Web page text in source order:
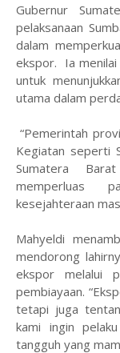
Gubernur
pelaksanaan
dalam
ekspor. Ia menilai
untuk
utama dalam
“Pemerintah
Kegiatan seperti
Sumatera
memperluas
kesejahteraan
Mahyeldi
mendorong
ekspor melalui
pembiayaan.
tetapi juga
kami ingin
tangguh yang